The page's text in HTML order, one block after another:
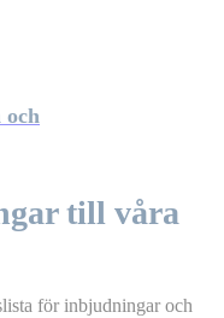
och
till våra
för inbjudningar och